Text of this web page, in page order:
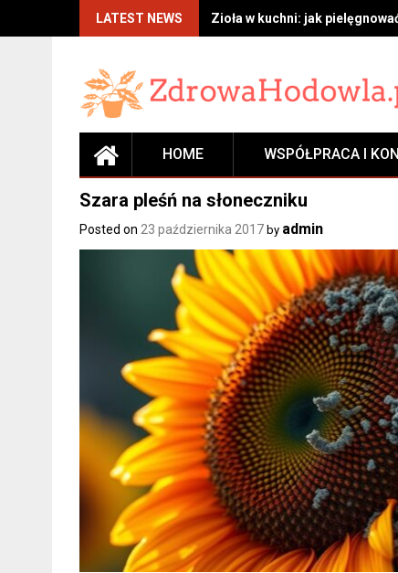
LATEST NEWS Zioła w kuchni: jak
HOME WSPÓŁPRACA I
Szara pleśń na słoneczniku
Posted on 23 października 2017 by admin